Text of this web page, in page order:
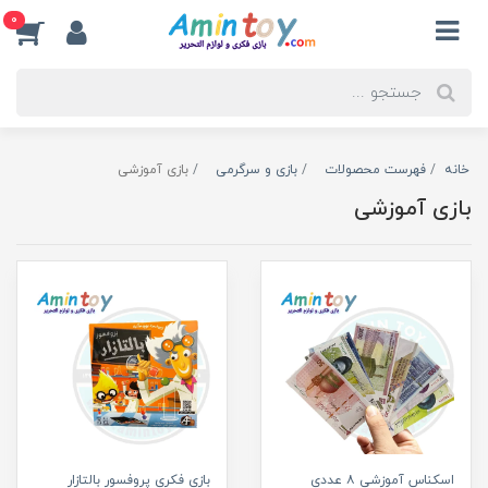
0
خانه فهرست محصولات بازی و سرگرمی بازی آموزشی
بازی آموزشی
اسکناس آموزشی ۸ عددی بازی فکری پروفسور بالتازار